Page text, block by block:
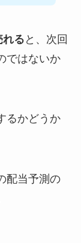
れると、次回
ではないか
るかどうか
配当予測の